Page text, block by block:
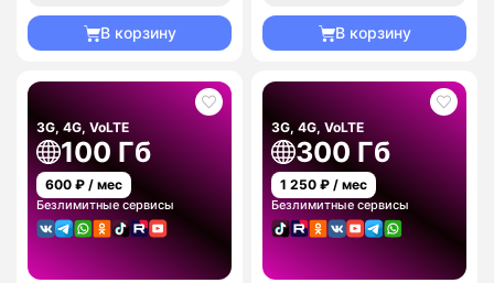
В корзину В корзину
3G, 4G, VoLTE
100 Гб
600 ₽ / мес
Безлимитные сервисы
3G, 4G, VoLTE
300 Гб
1 250 ₽ / мес
Безлимитные сервисы